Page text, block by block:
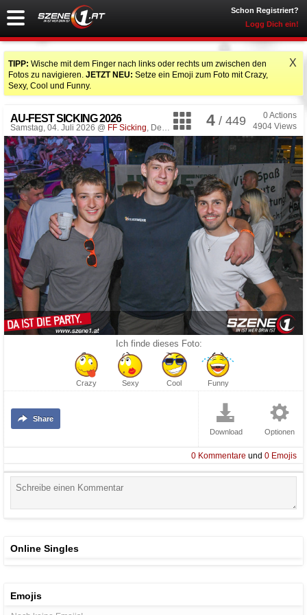
Schon Registriert?
Logg Dich ein!
X
TIPP: Wische mit dem Finger nach links oder rechts um zwischen den
Fotos zu navigieren. JETZT NEU: Setze ein Emoji zum Foto mit Crazy,
Sexy, Cool und Funny.
0Actions
4904 Views
4 / 449
AU-FEST SICKING 2026
Samstag, 04. Juli 2026 @ FF Sicking, Desselbrunn
Ich finde dieses Foto:
Crazy Sexy Cool Funny
Share
Download
Optionen
0 Kommentare und 0 Emojis
Online Singles
Emojis